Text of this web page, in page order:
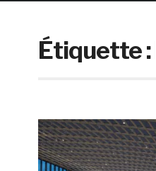
Étiquette :